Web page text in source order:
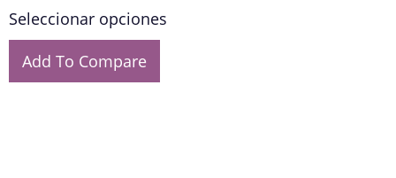
Seleccionar opciones
Add To Compare